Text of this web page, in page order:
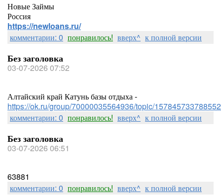
Новые Займы
Россия
https://newloans.ru/
комментарии: 0 понравилось! вверх^ к полной версии
Без заголовка
03-07-2026 07:52
Алтайский край Катунь базы отдыха -
https://ok.ru/group/70000035564936/topic/157845733788552
комментарии: 0 понравилось! вверх^ к полной версии
Без заголовка
03-07-2026 06:51
63881
комментарии: 0 понравилось! вверх^ к полной версии